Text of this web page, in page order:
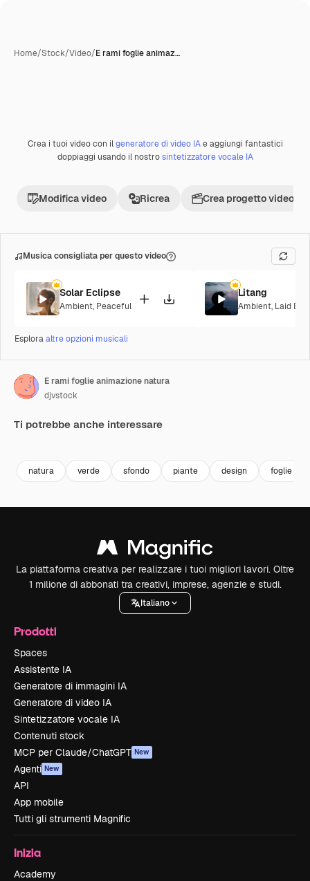
Home/Stock/Video/E rami foglie animaz…
Premium
Crea i tuoi video con ilgeneratore di video IAe aggiungi fantastici
doppiaggi usando il nostrosintetizzatore vocale IA
Modifica video Ricrea Crea progetto video
Musica consigliata per questo video
Solar Eclipse
Ambient, Peaceful
Litang
Ambient, Laid
Esploraaltre opzioni musicali
E rami foglie animazione natura
djvstock
Ti potrebbe anche interessare
natura verde sfondo piante design foglie
La piattaforma creativa per realizzare i tuoi migliori lavori. Oltre
1 milione di abbonati tra creativi, imprese, agenzie e studi.
Italiano
Prodotti
Spaces
Assistente IA
Generatore di immagini IA
Generatore di video IA
Sintetizzatore vocale IA
Contenuti stock
MCP per Claude/ChatGPT New
Agenti New
API
App mobile
Tutti gli strumenti Magnific
Inizia
Academy